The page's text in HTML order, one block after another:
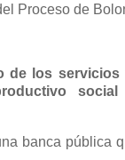
Proceso de
de los
social
banca pública